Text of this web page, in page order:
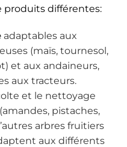
produits différentes:
adaptables aux
(maïs, tournesol,
et aux andaineurs,
aux tracteurs.
et le nettoyage
pistaches,
arbres fruitiers
aux différents